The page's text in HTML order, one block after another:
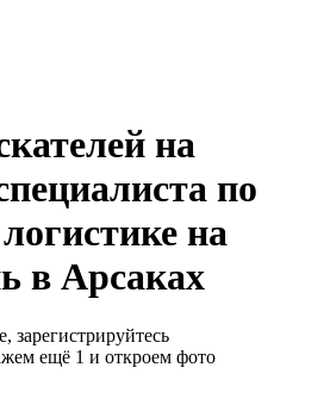
на
по
на
в Арсаках
зарегистрируйтесь
ещё 1 и откроем фото